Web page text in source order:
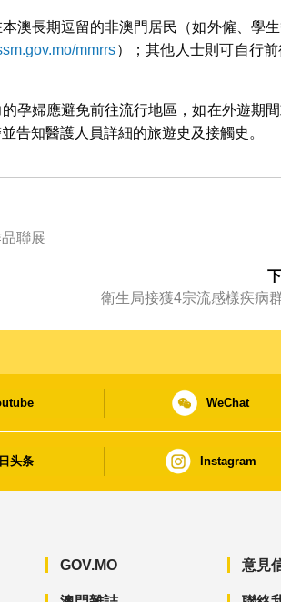
澳長期逗留的非澳門居民（如外僱、學
mmrrs）；其他人士則可自行
孕婦應避免前往流行地區，如在外遊期
告知醫護人員詳細的旅遊史及接觸史。
聯展
衛生局接獲4宗流感樣疾病
WeChat
头条 Instagram
GOV.MO 意見